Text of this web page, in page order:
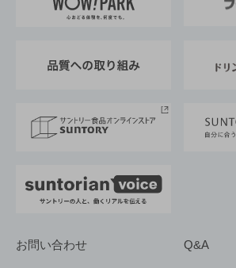
地域情報
サントリーサンバーズ大阪
サントリーが考えるサステナビリ
企業概要
採用情報
お問い合わせ Q&A